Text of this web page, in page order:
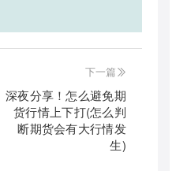
下一篇
深夜分享！怎么避免期
货行情上下打(怎么判
断期货会有大行情发
生)